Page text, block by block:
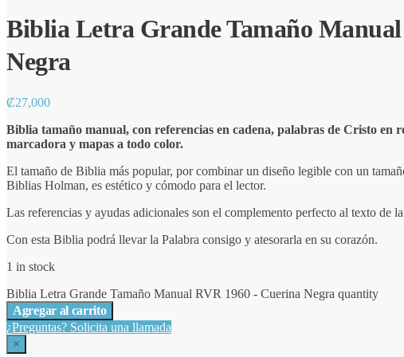
Biblia Letra Grande Tamaño
Negra
₡27,000
Biblia tamaño manual, con referencias en cadena, palabras de Cristo en
marcadora y mapas a todo color.
El tamaño de Biblia más popular, por combinar un diseño legible con un
Biblias Holman, es estético y cómodo para el lector.
Las referencias y ayudas adicionales son el complemento perfecto al texto de
Con esta Biblia podrá llevar la Palabra consigo y atesorarla en su corazón.
1 in stock
Biblia Letra Grande Tamaño Manual RVR 1960 - Cuerina Negra quantity
Agregar al carrito
¿Preguntas? Solicita una llamada
×